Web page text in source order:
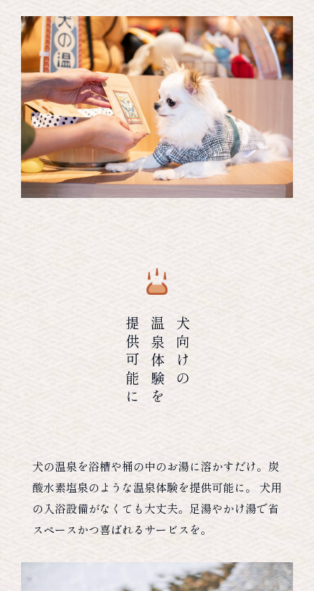
犬向けの
温泉体験を
提供可能に
犬の温泉を浴槽や桶の中のお湯に溶かすだけ。炭
酸水素塩泉のような温泉体験を提供可能に。 犬用
の入浴設備がなくても大丈夫。足湯やかけ湯で省
スペースかつ喜ばれるサービスを。